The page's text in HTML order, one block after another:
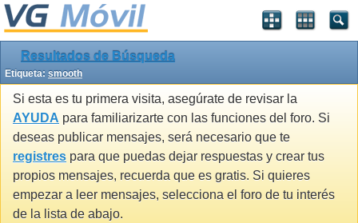
Resultados de Búsqueda
Etiqueta: smooth
Si esta es tu primera visita, asegúrate de revisar la
AYUDA para familiarizarte con las funciones del foro. Si
deseas publicar mensajes, será necesario que te
registres para que puedas dejar respuestas y crear tus
propios mensajes, recuerda que es gratis. Si quieres
empezar a leer mensajes, selecciona el foro de tu interés
de la lista de abajo.